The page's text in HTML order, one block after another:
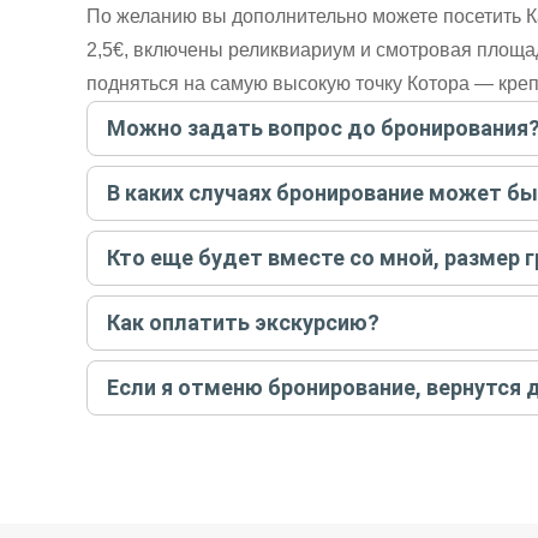
По желанию вы дополнительно можете
2,5€, включены реликвиариум и смотровая
подняться на самую высокую точку Котора —
Можно задать вопрос до бронирования?
Достаточно перейти по ссылке «Задать вопрос» и
бронируйте экскурсию.Задать вопрос.
В каких случаях бронирование может
Только в случае неблагоприятных погодных
вас об отмене, а мы вернем предоплату на карту. Во
Кто еще будет вместе со мной, размер
Если экскурсия индивидуальная, гид проведет
условий конкретной экскурсии.
Как оплатить экскурсию?
Создайте заказ на удобную дату и время, и
контакты организатора и точное место встречи.
Если я отменю бронирование, вернутся